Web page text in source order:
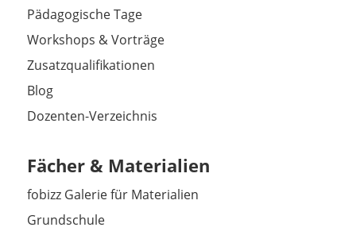
Pädagogische Tage
Workshops & Vorträge
Zusatzqualifikationen
Blog
Dozenten-Verzeichnis
Fächer & Materialien
fobizz Galerie für Materialien
Grundschule